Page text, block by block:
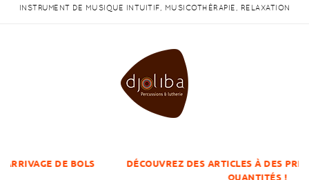
INSTRUMENT DE MUSIQUE INTUITIF, MUSICOTHÉRAPIE, RELAXATION
BOLS
DÉCOUVREZ DES ARTICLES À DES PRIX DÉGRESSIFS